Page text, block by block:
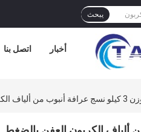
يبحث
اتصل بنا أخبار
العفن بالضغط